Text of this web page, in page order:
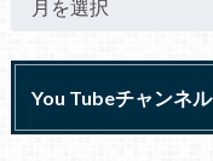
You Tubeチャンネル